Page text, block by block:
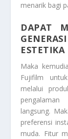
menarik bagi
DAPAT
Maka
Fujifilm
melalui
langsung.
preferensi
muda. Fitur